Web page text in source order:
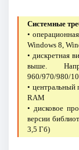
Системные
•
Windows 8,
• дискретная
выше.
960/970/980/
• центральный
RAM
• дисковое
версии
3,5 Гб)